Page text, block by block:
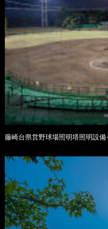
藤崎台県営野球場照明塔照明設